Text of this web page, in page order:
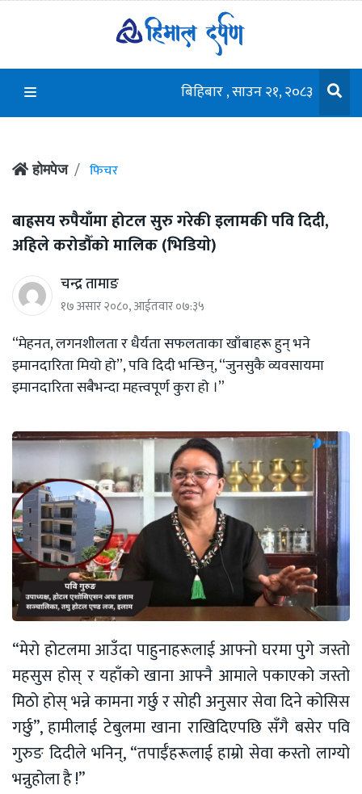
बिहिबार , साउन २१, २०८३
होमपेज फिचर
बाह्रसय रुपैयाँमा होटल सुरु गरेकी इलामकी पवि दिदी,
अहिले करोडौँको मालिक (भिडियाे)
चन्द्र तामाङ
१७ असार २०८०, आईतवार ०७:३५
“मेहनत, लगनशीलता र धैर्यता सफलताका खाँबाहरू हुन् भने
इमानदारिता मियो हो”, पवि दिदी भन्छिन्, “जुनसुकै व्यवसायमा
इमानदारिता सबैभन्दा महत्त्वपूर्ण कुरा हो ।”
“मेरो होटलमा आउँदा पाहुनाहरूलाई आफ्नो घरमा पुगे जस्तो
महसुस होस् र यहाँको खाना आफ्नै आमाले पकाएको जस्तो
मिठो होस् भन्ने कामना गर्छु र सोही अनुसार सेवा दिने कोसिस
गर्छु”, हामीलाई टेबुलमा खाना राखिदिएपछि सँगै बसेर पवि
गुरुङ दिदीले भनिन्, “तपाईँहरूलाई हाम्रो सेवा कस्तो लाग्यो
भन्नुहोला है !”